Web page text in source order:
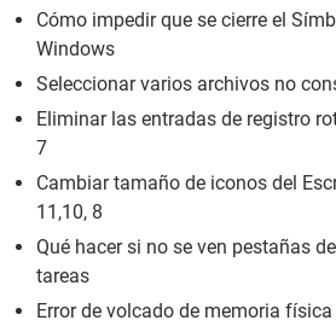
Cómo impedir que se cierre el
Windows
Seleccionar varios archivos no
Eliminar las entradas de registro
7
Cambiar tamaño de iconos del
11,10, 8
Qué hacer si no se ven pestañas
tareas
Error de volcado de memoria